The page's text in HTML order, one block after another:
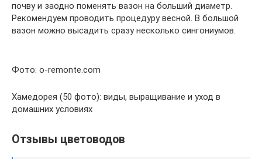
почву и заодно поменять вазон на больший диаметр.
Рекомендуем проводить процедуру весной. В большой
вазон можно высадить сразу несколько сингониумов.
Фото: o-remonte.com
Хамедорея (50 фото): виды, выращивание и уход в
домашних условиях
Отзывы цветоводов